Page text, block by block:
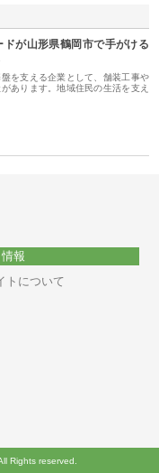
が山形県鶴岡市で手がける
を支える企業として、舗装工事や
あります。地域住民の生活を支え
報
トについて
Rights reserved.